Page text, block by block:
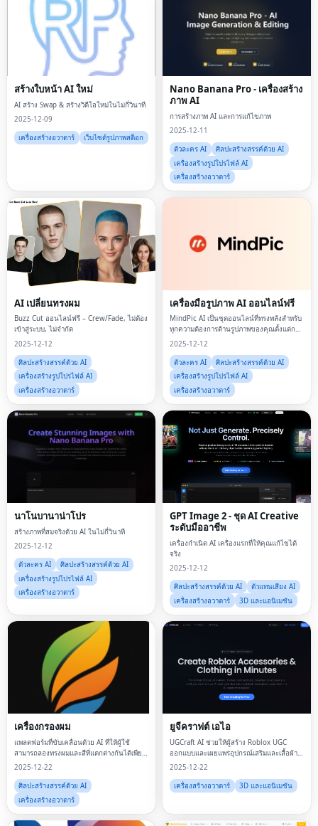
สร้างใบหน้า AI ใหม่
AI สร้าง Swap & สร้างวิดีโอใหม่ในไม่กี่วินาที
2025-12-09
เครื่องสร้างอวาตาร์
เว็บไซต์รูปภาพสต็อก
Nano Banana Pro - เครื่องสร้าง
ภาพ AI
การสร้างภาพ AI และการแก้ไขภาพ
2025-12-11
ตัวละคร AI
ศิลปะสร้างสรรค์ด้วย AI
เครื่องสร้างรูปโปรไฟล์ AI
เครื่องสร้างอวาตาร์
AI เปลี่ยนทรงผม
Buzz Cut ออนไลน์ฟรี – Crew/Fade, ไม่ต้อง
เข้าสู่ระบบ, ไม่จำกัด
2025-12-12
ศิลปะสร้างสรรค์ด้วย AI
เครื่องสร้างรูปโปรไฟล์ AI
เครื่องสร้างอวาตาร์
เครื่องมือรูปภาพ AI ออนไลน์ฟรี
MindPic AI เป็นชุดออนไลน์ที่ทรงพลังสำหรับ
ทุกความต้องการด้านรูปภาพของคุณตั้งแต่การ
สร้างงานศิลปะด้วยข้อความไปจนถึงการ
จริง ที่นี่คือศูนย์กลางความคิดสร้างสรร
2025-12-12
ตัวละคร AI
ศิลปะสร้างสรรค์ด้วย AI
เครื่องสร้างรูปโปรไฟล์ AI
เครื่องสร้างอวาตาร์
นาโนบานาน่าโปร
สร้างภาพที่สมจริงด้วย AI ในไม่กี่วินาที
2025-12-12
ตัวละคร AI
ศิลปะสร้างสรรค์ด้วย AI
เครื่องสร้างรูปโปรไฟล์ AI
เครื่องสร้างอวาตาร์
GPT Image 2 - ชุด AI Creative
ระดับมืออาชีพ
เครื่องกำเนิด AI เครื่องแรกที่ให้คุณแก้ไขได้
จริง
2025-12-12
ศิลปะสร้างสรรค์ด้วย AI
ตัวแทนเสียง AI
เครื่องสร้างอวาตาร์
3D และแอนิเมชัน
เครื่องกรองผม
แพลตฟอร์มที่ขับเคลื่อนด้วย AI ที่ให้ผู้ใช้
สามารถลองทรงผมและสีที่แตกต่างกันได้เพียง
แค่อัพโหลดรูปภาพ
2025-12-22
ศิลปะสร้างสรรค์ด้วย AI
เครื่องสร้างอวาตาร์
ยูจีคราฟต์ เอไอ
UGCraft AI ช่วยให้ผู้สร้าง Roblox UGC
ออกแบบและเผยแพร่อุปกรณ์เสริมและเสื้อผ้า
UGC ที่ไม่ซ้ำใครในเวลาไม่กี่นาที
2025-12-22
เครื่องสร้างอวาตาร์
3D และแอนิเมชัน